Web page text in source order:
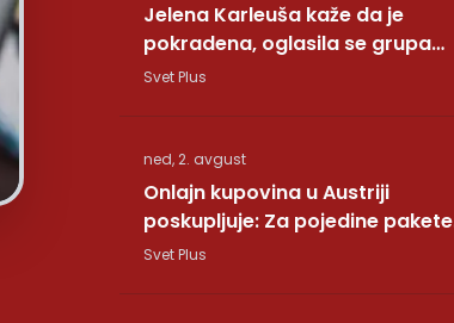
Jelena Karleuša kaže da je
pokradena, oglasila se grupa
Hurricane: Pesma RUNDE je naša!
Svet Plus
ned, 2. avgust
Onlajn kupovina u Austriji
poskupljuje: Za pojedine pakete
dodatnih 7,40 evra
Svet Plus